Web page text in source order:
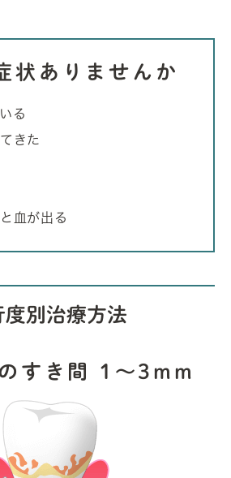
状ありませんか
る
きた
血が出る
別治療方法
すき間 1～3mm